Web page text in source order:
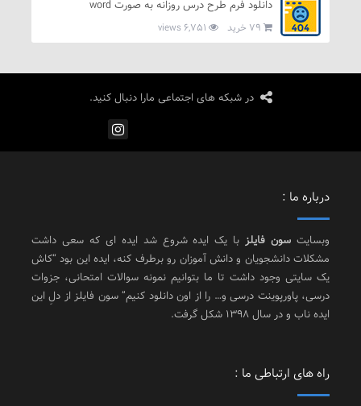
دانلود فرم طرح درس روزانه به صورت word
79 خرید
در شبکه های اجتماعی مارا دنبال کنید.
درباره ما :
وبسایت سون فایلزبا یک ایده شروع شد ایده ای که سعی داشت
مشکلات دانشجویان و دانش آموزان رو برطرف کنه، ایده این بود “کاش
یک سایتی وجود داشت تا ما بتوانیم نمونه سوالات امتحانی، جزوات
درسی، پاورپوینت درسی و… را از اون دانلود کنیم” سون فایلز از دلِ این
ایده ناب و در سال 1398 شکل گرفت.
راه های ارتباطی ما :